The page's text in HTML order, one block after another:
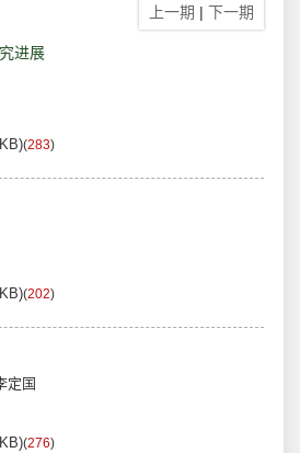
上一期 | 下一期
进展
(283)
(202)
定国
(276)